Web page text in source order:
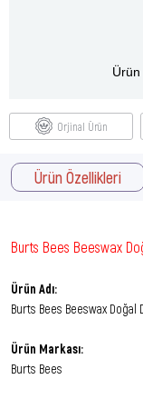
Ürün
Orjinal Ürün
Ürün Özellikleri
Burts Bees Beeswax
Ürün Adı:
Burts Bees Beeswax Doğal
Ürün Markası:
Burts Bees